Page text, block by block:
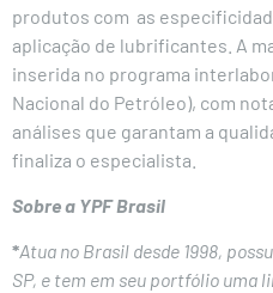
produtos com as
aplicação de lubrificantes. A
inserida no programa
Nacional do Petróleo), com
análises que garantam a
finaliza o especialista.
Sobre a YPF Brasil
*Atua no Brasil desde 1998,
SP, e tem em seu portfólio uma